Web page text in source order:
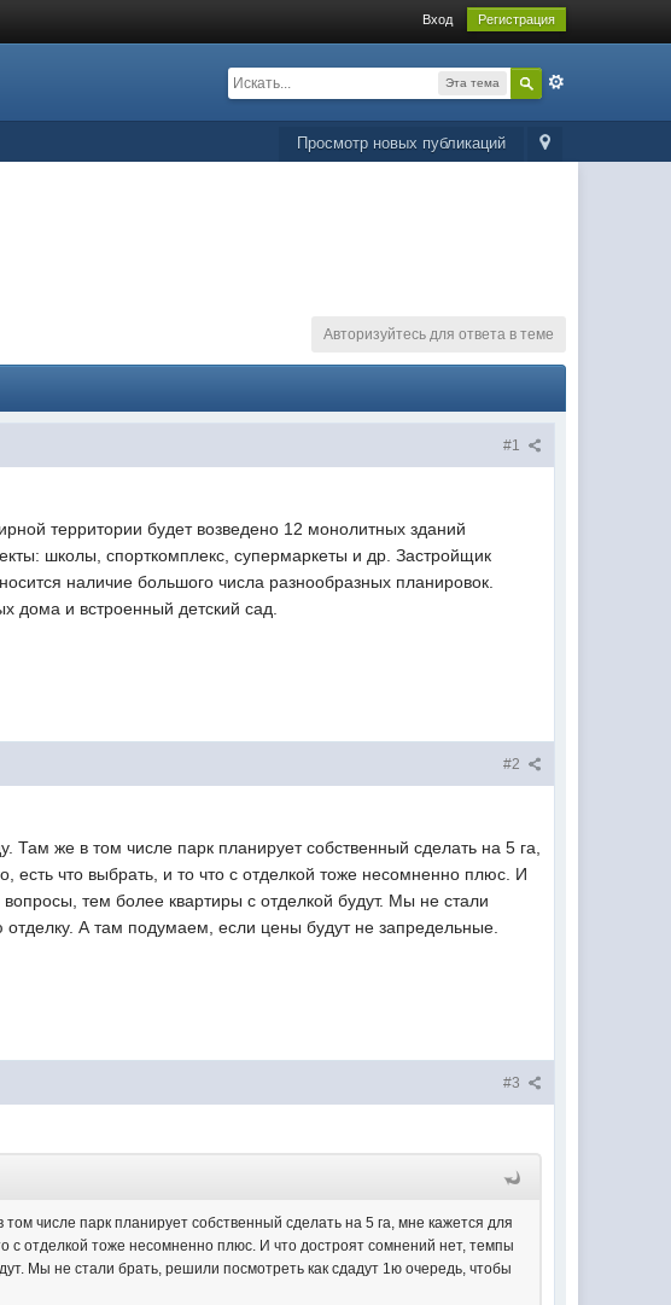
Вход Регистрация
Эта тема
Просмотр новых публикаций
Авторизуйтесь для ответа в теме
#1
территории будет возведено 12 монолитных зданий
школы, спорткомплекс, супермаркеты и др. Застройщик
наличие большого числа разнообразных планировок.
дома и встроенный детский сад.
#2
же в том числе парк планирует собственный сделать на 5 га,
есть что выбрать, и то что с отделкой тоже несомненно плюс. И
тем более квартиры с отделкой будут. Мы не стали
А там подумаем, если цены будут не запредельные.
#3
числе парк планирует собственный сделать на 5 га, мне кажется для
с отделкой тоже несомненно плюс. И что достроят сомнений нет, темпы
Мы не стали брать, решили посмотреть как сдадут 1ю очередь, чтобы